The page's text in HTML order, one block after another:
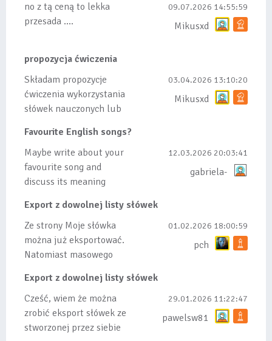
no z tą ceną to lekka
przesada ....
09.07.2026 14:55:59
Mikusxd
propozycja ćwiczenia
Składam propozycje
ćwiczenia wykorzystania
słówek nauczonych lub
tez ze wszys...
03.04.2026 13:10:20
Mikusxd
Favourite English songs?
Maybe write about your
favourite song and
discuss its meaning
12.03.2026 20:03:41
gabriela-
Export z dowolnej listy słówek
Ze strony Moje słówka
można już eksportować.
Natomiast masowego
bo wiąże się...
01.02.2026 18:00:59
pch
Export z dowolnej listy słówek
Cześć, wiem że można
zrobić eksport słówek ze
stworzonej przez siebie
29.01.2026 11:22:47
pawelsw81